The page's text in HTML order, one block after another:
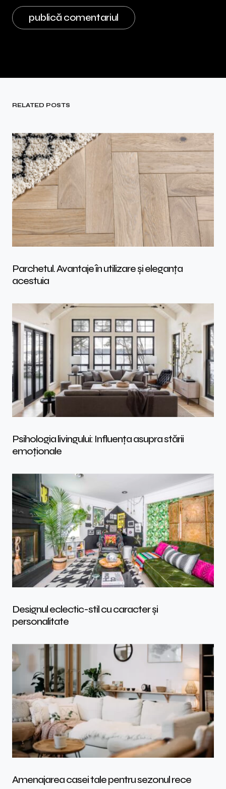
RELATED POSTS
Parchetul. Avantaje în utilizare și eleganța
acestuia
Psihologia livingului: Influența asupra stării
emoționale
Designul eclectic-stil cu caracter și
personalitate
Amenajarea casei tale pentru sezonul rece